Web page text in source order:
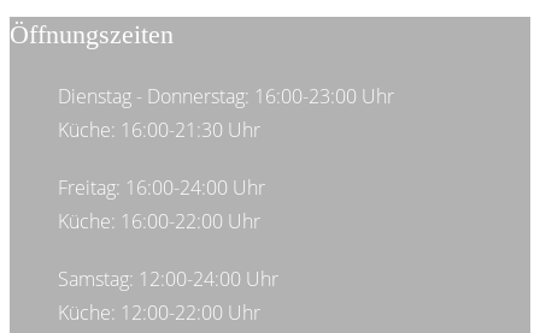
Öffnungszeiten
Dienstag - Donnerstag: 16:00-23:00 Uhr
Küche: 16:00-21:30 Uhr
Freitag: 16:00-24:00 Uhr
Küche: 16:00-22:00 Uhr
Samstag: 12:00-24:00 Uhr
Küche: 12:00-22:00 Uhr